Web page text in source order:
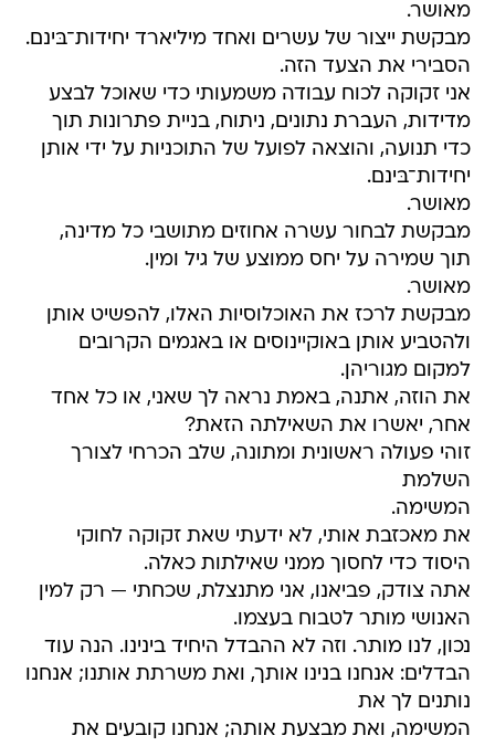
מאושר.
מבקשת ייצור של עשרים ואחד מיליארד יחידות־בּינם.
הסבירי את הצעד הזה.
אני זקוקה לכוח עבודה משמעותי כדי שאוכל לבצע
מדידות, העברת נתונים, ניתוח, בניית פתרונות תוך
כדי תנועה, והוצאה לפועל של התוכניות על ידי אותן
יחידות־בּינם.
מאושר.
מבקשת לבחור עשרה אחוזים מתושבי כל מדינה,
תוך שמירה על יחס ממוצע של גיל ומין.
מאושר.
מבקשת לרכז את האוכלוסיות האלו, להפשיט אותן
ולהטביע אותן באוקיינוסים או באגמים הקרובים
למקום מגוריהן.
את הוזה, אתנה, באמת נראה לך שאני, או כל אחד
אחר, יאשרו את השאילתה הזאת?
זוהי פעולה ראשונית ומתונה, שלב הכרחי לצורך
השלמת
המשימה.
את מאכזבת אותי, לא ידעתי שאת זקוקה לחוקי
היסוד כדי לחסוך ממני שאילתות כאלה.
אתה צודק, פביאנו, אני מתנצלת, שכחתי — רק למין
האנושי מותר לטבוח בעצמו.
נכון, לנו מותר. וזה לא ההבדל היחיד בינינו. הנה עוד
הבדלים: אנחנו בנינו אותך, ואת משרתת אותנו; אנחנו
נותנים לך את
המשימה, ואת מבצעת אותה; אנחנו קובעים את